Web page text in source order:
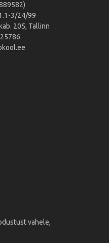
3/24/99
205, Tallinn
vahele,